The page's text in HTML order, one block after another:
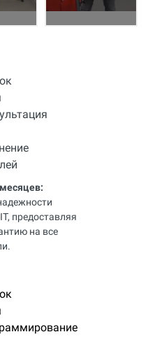
предоставляя
на все